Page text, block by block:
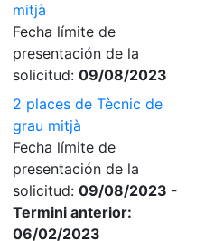
mitjà
Fecha límite de
presentación de la
solicitud: 09/08/2023
2 places de Tècnic de
grau mitjà
Fecha límite de
presentación de la
solicitud: 09/08/2023 -
Termini anterior:
06/02/2023